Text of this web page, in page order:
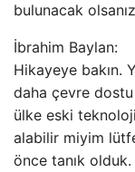
bulunacak
İbrahim Baylan:
Hikayeye bakın.
daha çevre
ülke eski
alabilir miyim
önce tanık olduk.